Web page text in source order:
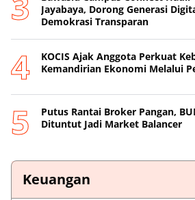
Jayabaya, Dorong Generasi
Demokrasi Transparan
KOCIS Ajak Anggota Perkuat
Kemandirian Ekonomi Melalui
Putus Rantai Broker Pangan,
Dituntut Jadi Market Balancer
Keuangan